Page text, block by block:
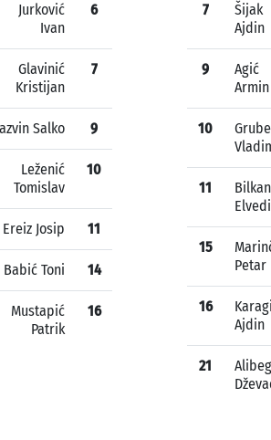
Jurković
Ivan
6
Glavinić
Kristijan
7
Salko 9
Leženić
Tomislav
10
Ereiz Josip 11
Babić Toni 14
Mustapić
Patrik
16
7
Šijak
Ajdin
9
Agić
Armin
10
11
Bilkan
15
Petar
16
Ajdin
21